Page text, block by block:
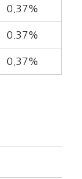
0.37%
0.37%
0.37%